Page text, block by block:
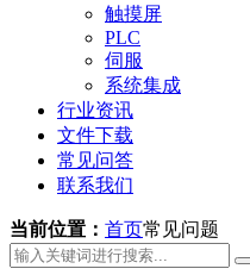
触摸屏
PLC
伺服
系统集成
行业资讯
文件下载
常见问答
联系我们
当前位置： 首页常见问题